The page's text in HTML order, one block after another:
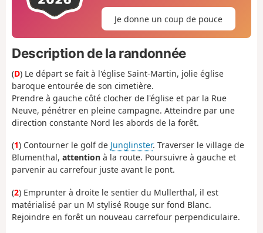
Je donne un coup de pouce
Description de la randonnée
(D) Le départ se fait à l'église Saint-Martin, jolie église
baroque entourée de son cimetière.
Prendre à gauche côté clocher de l'église et par la Rue
Neuve, pénétrer en pleine campagne. Atteindre par une
direction constante Nord les abords de la forêt.
(1) Contourner le golf de Junglinster. Traverser le village de
Blumenthal, attention à la route. Poursuivre à gauche et
parvenir au carrefour juste avant le pont.
(2) Emprunter à droite le sentier du Mullerthal, il est
matérialisé par un M stylisé Rouge sur fond Blanc.
Rejoindre en forêt un nouveau carrefour perpendiculaire.